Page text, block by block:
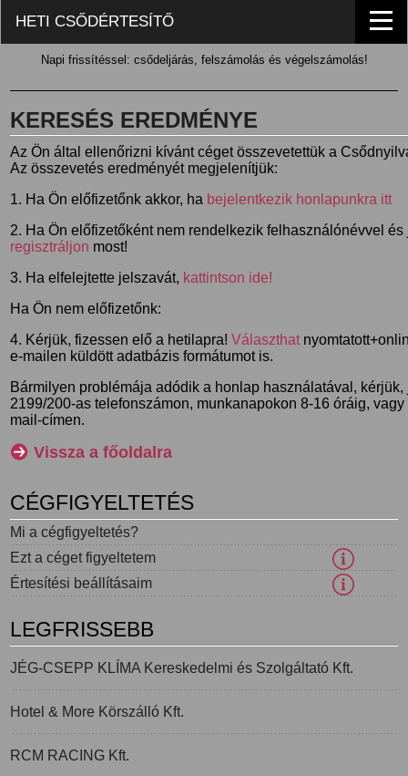
HETI CSŐDÉRTESÍTŐ
Napi frissítéssel: csődeljárás, felszámolás és végelszámolás!
KERESÉS EREDMÉNYE
Az Ön által ellenőrizni kívánt céget összevetettük a
Az összevetés eredményét megjelenítjük:
1. Ha Ön előfizetőnk akkor, ha bejelentkezik honlapunkra itt
2. Ha Ön előfizetőként nem rendelkezik felhasználónévvel
regisztráljon most!
3. Ha elfelejtette jelszavát, kattintson ide!
Ha Ön nem előfizetőnk:
4. Kérjük, fizessen elő a hetilapra!Választhat
e-mailen küldött adatbázis formátumot is.
Bármilyen problémája adódik a honlap használatával,
2199/200-as telefonszámon, munkanapokon 8-16 óráig,
mail-címen.
Vissza a főoldalra
CÉGFIGYELTETÉS
Mi a cégfigyeltetés?
Ezt a céget figyeltetem
Értesítési beállításaim
LEGFRISSEBB
JÉG-CSEPP KLÍMA Kereskedelmi és Szolgáltató Kft.
Hotel & More Körszálló Kft.
RCM RACING Kft.